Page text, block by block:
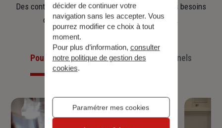
Des contrats clairs et flexibles pour sécuriser vos besoins
d’aujourd’hui et anticiper ceux de demain.
Pour les particuliersPour les professionnels
décider de continuer votre
navigation sans les accepter. Vous
pourrez modifier ce choix à tout
moment.
Pour plus d’information, consulter
notre politique de gestion des
cookies.
Paramétrer mes cookies